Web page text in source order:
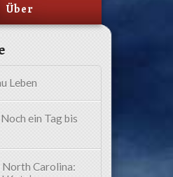
Über
Leben
ein Tag bis
North Carolina: